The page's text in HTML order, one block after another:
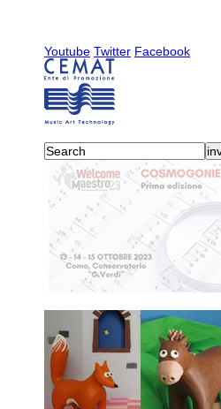
Youtube Twitter Facebook
activities-